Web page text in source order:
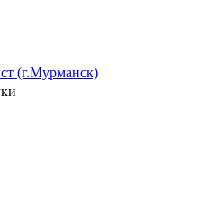
(г.Мурманск)